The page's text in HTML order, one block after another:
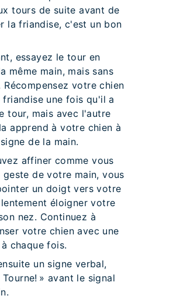
tours de suite avant de
la friandise, c'est un bon
essayez le tour en
même main, mais sans
Récompensez votre chien
friandise une fois qu'il a
tour, mais avec l'autre
apprend à votre chien à
de la main.
affiner comme vous
geste de votre main, vous
un doigt vers votre
éloigner votre
nez. Continuez à
votre chien avec une
chaque fois.
un signe verbal,
Tourne! » avant le signal